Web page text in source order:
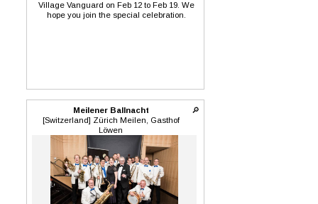
Village Vanguard on Feb 12 to Feb 19. We
hope you join the special celebration.
🔎
Meilener Ballnacht
[Switzerland] Zürich Meilen, Gasthof
Löwen